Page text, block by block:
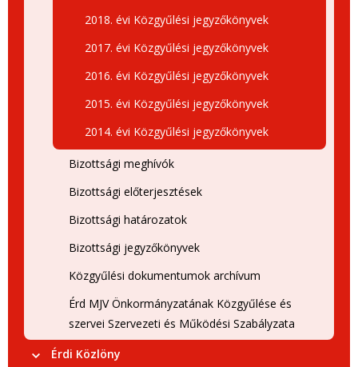
2018. évi Közgyűlési jegyzőkönyvek
2017. évi Közgyűlési jegyzőkönyvek
2016. évi Közgyűlési jegyzőkönyvek
2015. évi Közgyűlési jegyzőkönyvek
2014. évi Közgyűlési jegyzőkönyvek
Bizottsági meghívók
Bizottsági előterjesztések
Bizottsági határozatok
Bizottsági jegyzőkönyvek
Közgyűlési dokumentumok archívum
Érd MJV Önkormányzatának Közgyűlése és
szervei Szervezeti és Működési Szabályzata
Érdi Közlöny